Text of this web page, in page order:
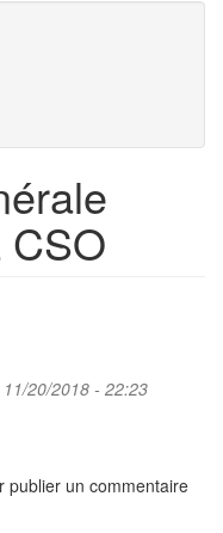
20/2018 - 22:23
publier un commentaire